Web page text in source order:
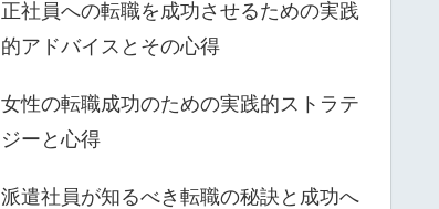
正社員への転職を成功させるための実践
的アドバイスとその心得
女性の転職成功のための実践的ストラテ
ジーと心得
派遣社員が知るべき転職の秘訣と成功へ